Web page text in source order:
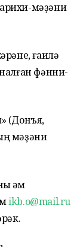
мәҙәни
ғаилә
фәнни-
(Донъя,
мәҙәни
һәм
ikb.o@mail.ru